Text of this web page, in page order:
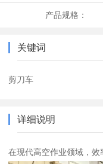
产品规格：
关键词
剪刀车
详细说明
在现代高空作业领域，效